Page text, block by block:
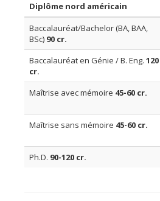
Diplôme nord américain
Baccalauréat/Bachelor (BA, BAA,
BSc) 90 cr.
Baccalauréat en Génie / B. Eng. 120
cr.
Maîtrise avec mémoire 45-60 cr.
Maîtrise sans mémoire 45-60 cr.
Ph.D. 90-120 cr.